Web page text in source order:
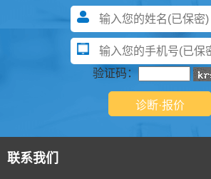
验证码：
联系我们